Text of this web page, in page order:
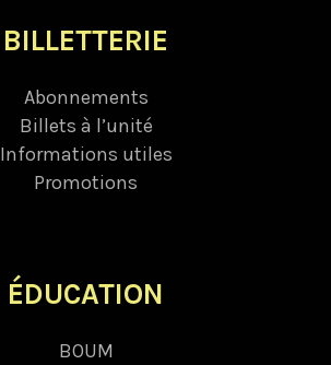
BILLETTERIE
Abonnements
Billets à l’unité
Informations utiles
Promotions
ÉDUCATION
BOUM